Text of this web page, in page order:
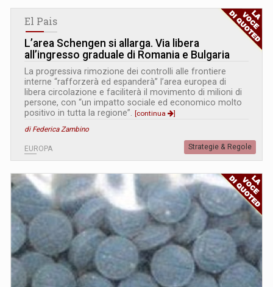
El Pais
L’area Schengen si allarga. Via libera
all’ingresso graduale di Romania e Bulgaria
La progressiva rimozione dei controlli alle frontiere
interne “rafforzerà ed espanderà” l’area europea di
libera circolazione e faciliterà il movimento di milioni di
persone, con “un impatto sociale ed economico molto
positivo in tutta la regione”. [continua
]
di Federica Zambino
EUROPA Strategie & Regole